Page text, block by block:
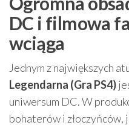
DC i filmowa
wciąga
Jednym z największych
Legendarna (Gra PS4)
uniwersum DC. W
bohaterów i złoczyńców,